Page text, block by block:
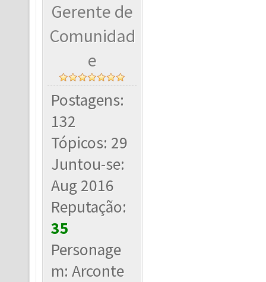
Gerente de
Comunidad
e
Postagens:
132
Tópicos: 29
Juntou-se:
Aug 2016
Reputação:
35
Personage
m: Arconte